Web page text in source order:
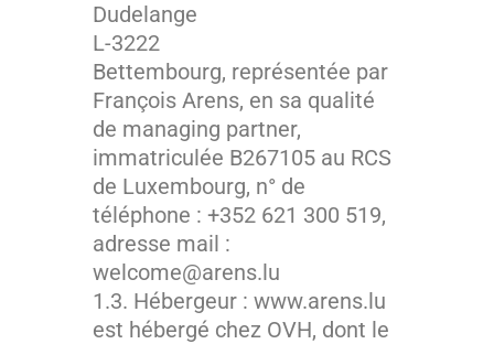
Dudelange
L-3222
Bettembourg, représentée par
François Arens, en sa qualité
de managing partner,
immatriculée B267105 au RCS
de Luxembourg, n° de
téléphone : +352 621 300 519,
adresse mail :
welcome@arens.lu
1.3. Hébergeur : www.arens.lu
est hébergé chez OVH, dont le